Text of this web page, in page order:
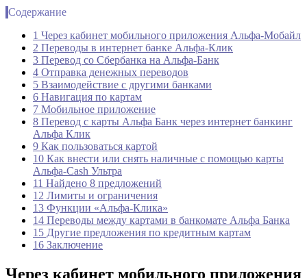
Содержание
1 Через кабинет мобильного приложения Альфа-Мобайл
2 Переводы в интернет банке Альфа-Клик
3 Перевод со Сбербанка на Альфа-Банк
4 Отправка денежных переводов
5 Взаимодействие с другими банками
6 Навигация по картам
7 Мобильное приложение
8 Перевод с карты Альфа Банк через интернет банкинг
Альфа Клик
9 Как пользоваться картой
10 Как внести или снять наличные с помощью карты
Альфа-Cash Ультра
11 Найдено 8 предложений
12 Лимиты и ограничения
13 Функции «Альфа-Клика»
14 Переводы между картами в банкомате Альфа Банка
15 Другие предложения по кредитным картам
16 Заключение
Через кабинет мобильного приложения